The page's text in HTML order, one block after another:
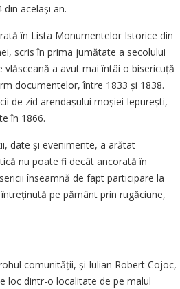
același an.
în Lista Monumentelor Istorice din
scris în prima jumătate a se­colului
a avut mai întâi o bisericuță
documentelor, între 1833 și 1838.
de zid arendașului moșiei Iepurești,
în 1866.
date și evenimente, a arătat
nu poate fi decât ancorată în
înseamnă de fapt participare la
pe pământ prin rugăciune,
comunității, și Iulian Robert Cojoc,
loc dintr-o localitate de pe malul